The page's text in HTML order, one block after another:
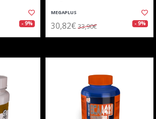
- 9%
MEGAPLUS
30,82€ 33,90€ - 9%